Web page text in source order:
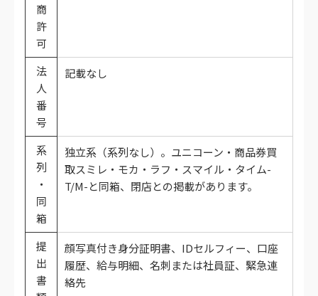
商
許
可
法
人
番
号
記載なし
系
列
・
同
箱
独立系（系列なし）。ユニコーン・商品券買
取スミレ・モカ・ラフ・スマイル・タイム-
T/M-と同箱、閉店との掲載があります。
提
出
書
顔写真付き身分証明書、IDセルフィー、口座
履歴、給与明細、名刺または社員証、緊急連
絡先